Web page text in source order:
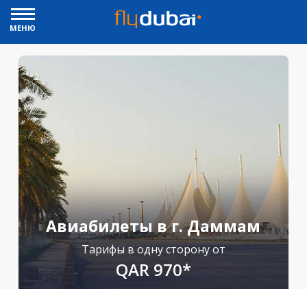
МЕНЮ
Авиабилеты в г. Даммам
Тарифы в одну сторону от
QAR 970*